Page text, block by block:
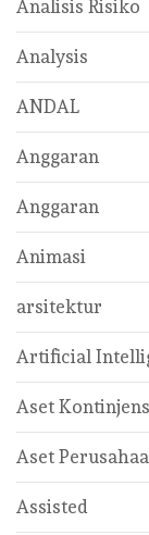
Analisis Risiko
Analysis
ANDAL
Anggaran
Anggaran
Animasi
arsitektur
Artificial
Aset
Aset
Assisted